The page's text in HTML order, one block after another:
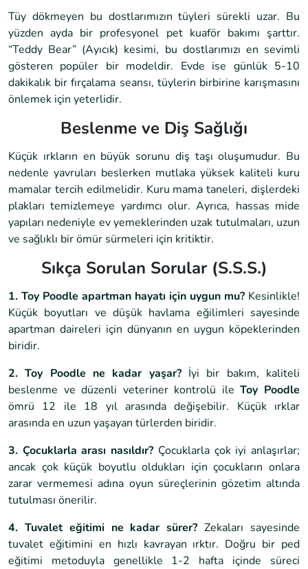
Tüy dökmeyen bu dostlarımızın tüyleri sürekli uzar. Bu
yüzden ayda bir profesyonel pet kuaför bakımı şarttır.
“Teddy Bear” (Ayıcık) kesimi, bu dostlarımızı en sevimli
gösteren popüler bir modeldir. Evde ise günlük 5-10
dakikalık bir fırçalama seansı, tüylerin birbirine karışmasını
önlemek için yeterlidir.
Beslenme ve Diş Sağlığı
Küçük ırkların en büyük sorunu diş taşı oluşumudur. Bu
nedenle yavruları beslerken mutlaka yüksek kaliteli kuru
mamalar tercih edilmelidir. Kuru mama taneleri, dişlerdeki
plakları temizlemeye yardımcı olur. Ayrıca, hassas mide
yapıları nedeniyle ev yemeklerinden uzak tutulmaları, uzun
ve sağlıklı bir ömür sürmeleri için kritiktir.
Sıkça Sorulan Sorular (S.S.S.)
1. Toy Poodle apartman hayatı için uygun mu? Kesinlikle!
Küçük boyutları ve düşük havlama eğilimleri sayesinde
apartman daireleri için dünyanın en uygun köpeklerinden
biridir.
2. Toy Poodle ne kadar yaşar?İyi bir bakım, kaliteli
beslenme ve düzenli veteriner kontrolü ileToy Poodle
ömrü 12 ile 18 yıl arasında değişebilir. Küçük ırklar
arasında en uzun yaşayan türlerden biridir.
3. Çocuklarla arası nasıldır? Çocuklarla çok iyi anlaşırlar;
ancak çok küçük boyutlu oldukları için çocukların onlara
zarar vermemesi adına oyun süreçlerinin gözetim altında
tutulması önerilir.
4. Tuvalet eğitimi ne kadar sürer? Zekaları sayesinde
tuvalet eğitimini en hızlı kavrayan ırktır. Doğru bir ped
eğitimi metoduyla genellikle 1-2 hafta içinde süreci